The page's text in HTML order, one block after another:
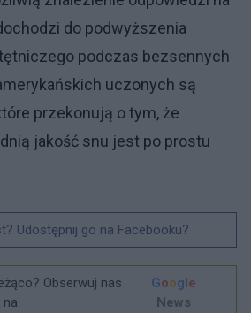
do podwyższenia
podczas bezsennych
uczonych są
przekonują o tym, że
jakość snu jest po prostu
Udostępnij go na Facebooku?
Obserwuj nas
na
Google
News